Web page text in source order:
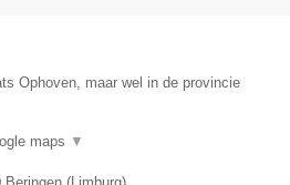
Ophoven, maar wel in de provincie
maps ▼